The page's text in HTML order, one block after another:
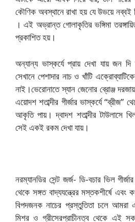
কৌণিক অবস্থানে রাখা হয় যে উভয়ে নব্বই
। এই অভ্রান্ত গোলাকৃতির ভঙ্গিমা
প্রকাশিত হয়।
অন্যান্য ভাস্কর্যে প্রায় দেখা যায় জন দি
সেখানে পেশাদার নাচ ও খাঁটি
নাই।ভেরোনাতে স্যান জেনোর ব্রোঞ্জ
এয়োদশ শতাব্দীর গীর্জার ভাস্কর্যে “ব্রীজ”
আকৃতি পায়। দ্বাদশ শতাব্দীর টাউলাসে
সেই একই রকম দেখা যায়।
নরম্যানডির সেন্ট জর্জ- ডি-বচার ভিল
থেকে সঙ্গত বাদ্যযন্ত্রের মস্তকশীর্ষে
বিপদজনক নাচের প্রস্তুতিতা চলে
মিশর ও গ্রীসেরপ্রাচীনত্ব থেকে এই